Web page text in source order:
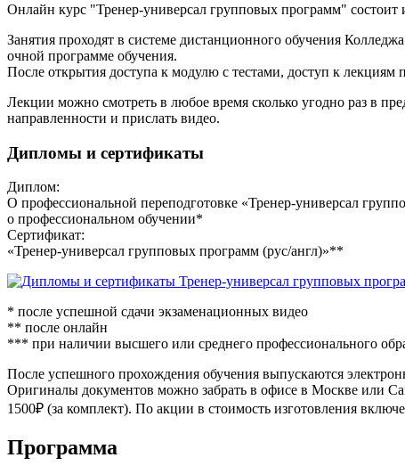
Онлайн курс "Тренер-универсал групповых программ" состоит
Занятия проходят в системе дистанционного обучения
очной программе обучения.
После открытия доступа к модулю с тестами, доступ к лекциям
Лекции можно смотреть в любое время сколько угодно раз в
направленности и прислать видео.
Дипломы и сертификаты
Диплом:
О профессиональной переподго­товке «Тренер-универсал
о профессиональном обучении*
Сертификат:
«Тренер-универсал групповых программ (рус/англ)»**
* после успешной сдачи экзаменационных видео
** после онлайн
*** при наличии высшего или средне­го профессионального
После успешного прохождения обучения выпускаются
Оригиналы документов можно забрать в офисе в Москве или
1500₽ (за комплект). По акции в стоимость изготовления
Программа